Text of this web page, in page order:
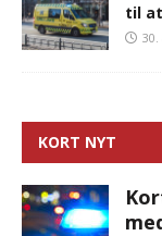
til
30.
KORT NYT